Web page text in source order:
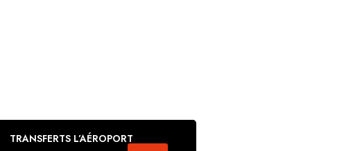
TRANSFERTS L’AÉROPORT